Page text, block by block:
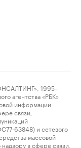
1995–
агентства «РБК»
информации
связи,
63848) и сетевого
массовой
в сфере связи,